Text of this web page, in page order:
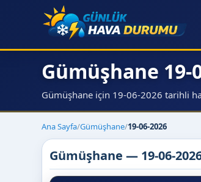
Gümüşhane 19-
Gümüşhane için 19-06-2026 tarihli
Ana Sayfa/Gümüşhane/19-06-2026
Gümüşhane — 19-06-